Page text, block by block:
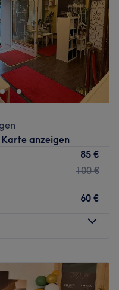
anzeigen
85 €
100 €
60 €
10:00– 18:00
10:00–18:00